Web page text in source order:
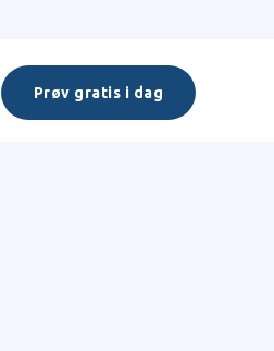
Prøv gratis i dag